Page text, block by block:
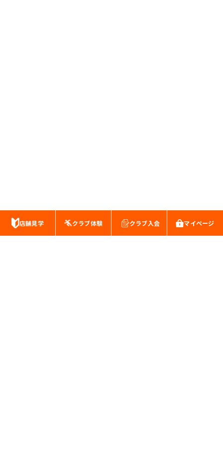
店舗見学 クラブ体験 クラブ入会 マイページ